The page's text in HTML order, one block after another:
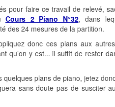
pour faire ce travail de relevé,
Cours 2 Piano N°32, dans
des 24 mesures de la partition.
donc ces plans aux
qu’on y est... il suffit de rester
quelques plans de piano, jetez
sans doute pas de susciter